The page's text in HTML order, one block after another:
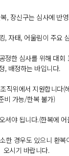
, 장신구는 심사에 반
, 자태, 어울림이 주요
정한 심사를 위해 대회
, 배정하는 바입니다.
직위에서 지원합니다(
비 가능/한복 불가)
셔야 됩니다.(한복에
한 경우도 있으니 환복
오시기 바랍니다.